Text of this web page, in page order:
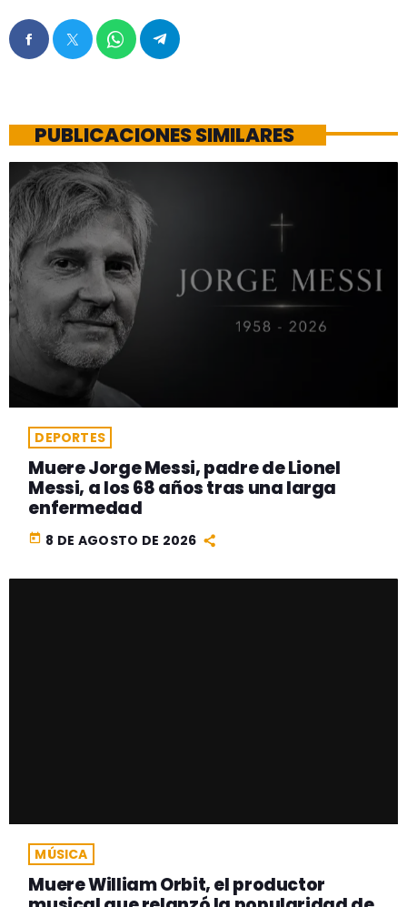
PUBLICACIONES SIMILARES
DEPORTES
Muere Jorge Messi, padre de Lionel
Messi, a los 68 años tras una larga
enfermedad
today 8 DE AGOSTO DE 2026
MÚSICA
Muere William Orbit, el productor